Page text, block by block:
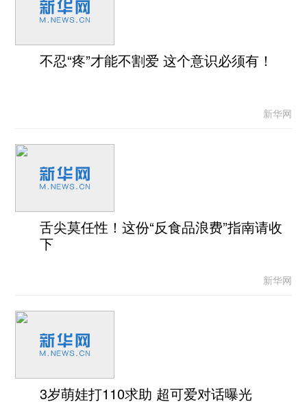
不忍“疼”才能不割爱 这个意识必须有！
新华网
舌尖莫任性！这份“反食品浪费”指南请收
下
新华网
3岁萌娃打110求助 超可爱对话曝光